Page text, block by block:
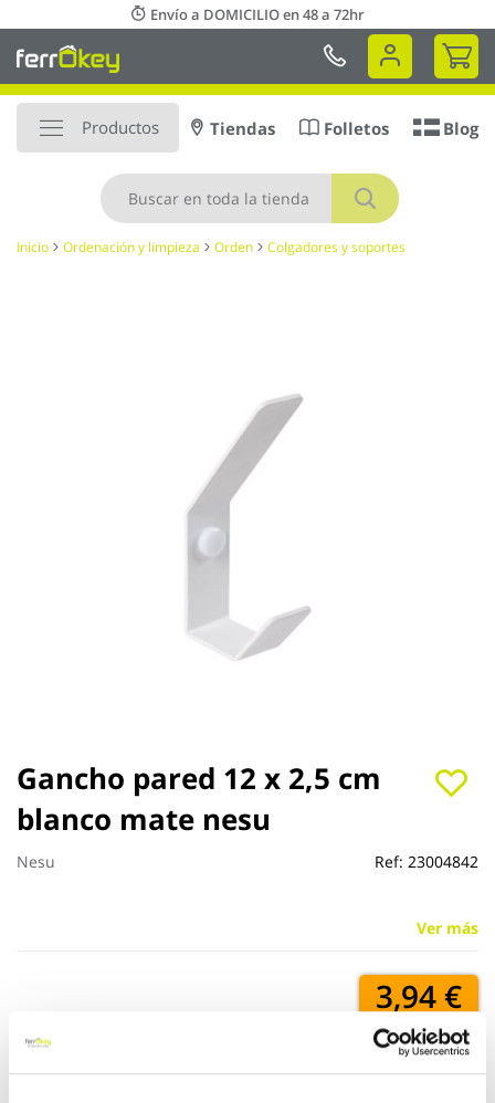
al
contenido
Envío a DOMICILIO en 48 a 72hr
Mi
Productos
Buscar
Tiendas Folletos Blog
Inicio Ordenación y limpieza Orden Colgadores y soportes
Gancho pared 12 x 2,5 cm
blanco mate nesu
Nesu Ref: 23004842
Ver más
3,94 €
Añadir al carrito
Saltar
al
comienzo
de
la